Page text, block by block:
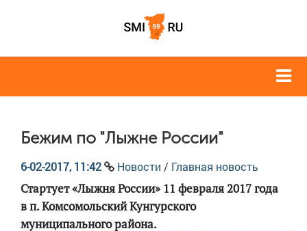
Бежим по "Лыжне России"
6-02-2017, 11:42 Новости / Главная новость
Стартует «Лыжня России» 11 февраля 2017 года
в п. Комсомольский Кунгурского
муниципального района.